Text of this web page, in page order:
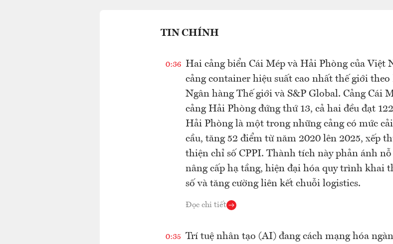
TIN CHÍNH
0:36
Hai cảng biển Cái Mép và Hải Phòng của Việt
cảng container hiệu suất cao nhất thế giới theo
Ngân hàng Thế giới và S&P Global. Cảng Cái
cảng Hải Phòng đứng thứ 13, cả hai đều đạt
Hải Phòng là một trong những cảng có mức
cầu, tăng 52 điểm từ năm 2020 lên 2025, xếp
thiện chỉ số CPPI. Thành tích này phản ánh
nâng cấp hạ tầng, hiện đại hóa quy trình khai
số và tăng cường liên kết chuỗi logistics.
Đọc chi tiết
0:35
Trí tuệ nhân tạo (AI) đang cách mạng hóa